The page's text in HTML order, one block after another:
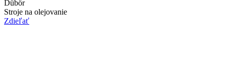
Dübör
Stroje na olejovanie
Zdieľať